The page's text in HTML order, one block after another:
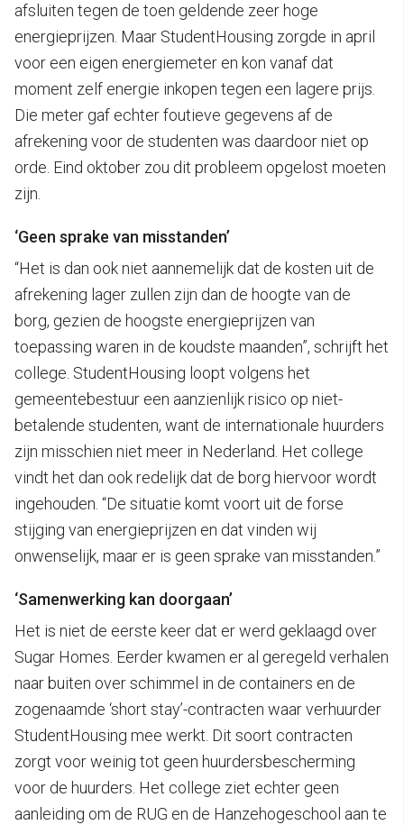
afsluiten tegen de toen geldende zeer hoge
energieprijzen. Maar StudentHousing zorgde in april
voor een eigen energiemeter en kon vanaf dat
moment zelf energie inkopen tegen een lagere prijs.
Die meter gaf echter foutieve gegevens af de
afrekening voor de studenten was daardoor niet op
orde. Eind oktober zou dit probleem opgelost moeten
zijn.
‘Geen sprake van misstanden’
“Het is dan ook niet aannemelijk dat de kosten uit de
afrekening lager zullen zijn dan de hoogte van de
borg, gezien de hoogste energieprijzen van
toepassing waren in de koudste maanden”, schrijft het
college. StudentHousing loopt volgens het
gemeentebestuur een aanzienlijk risico op niet-
betalende studenten, want de internationale huurders
zijn misschien niet meer in Nederland. Het college
vindt het dan ook redelijk dat de borg hiervoor wordt
ingehouden. “De situatie komt voort uit de forse
stijging van energieprijzen en dat vinden wij
onwenselijk, maar er is geen sprake van misstanden.”
‘Samenwerking kan doorgaan’
Het is niet de eerste keer dat er werd geklaagd over
Sugar Homes. Eerder kwamen er al geregeld verhalen
naar buiten over schimmel in de containers en de
zogenaamde ‘short stay’-contracten waar verhuurder
StudentHousing mee werkt. Dit soort contracten
zorgt voor weinig tot geen huurdersbescherming
voor de huurders. Het college ziet echter geen
aanleiding om de RUG en de Hanzehogeschool aan te